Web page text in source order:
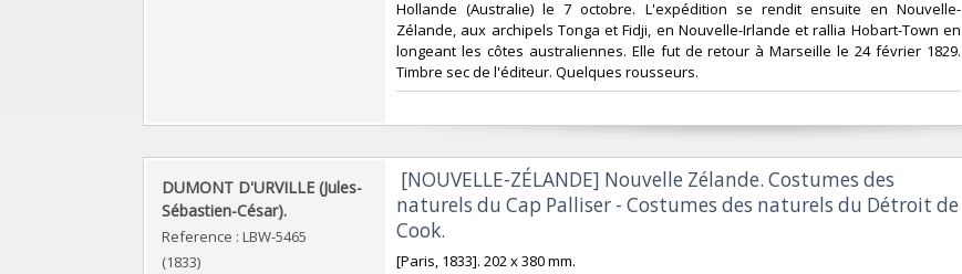
Hollande (Australie) le 7 octobre. L'expédition se rendit ensuite en Nouvelle-
Zélande, aux archipels Tonga et Fidji, en Nouvelle-Irlande et rallia Hobart-Town en
longeant les côtes australiennes. Elle fut de retour à Marseille le 24 février 1829.
Timbre sec de l'éditeur. Quelques rousseurs.‎
‎DUMONT D'URVILLE (Jules-
Sébastien-César).‎
Reference : LBW-5465
(1833)
‎ [NOUVELLE-ZÉLANDE] Nouvelle Zélande. Costumes des
naturels du Cap Palliser - Costumes des naturels du Détroit de
Cook.‎
‎[Paris, 1833]. 202 x 380 mm.‎